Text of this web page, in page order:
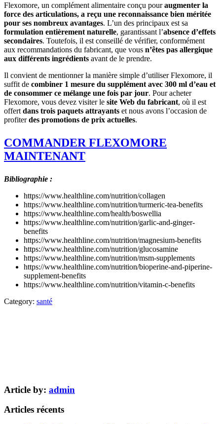
Flexomore, un complément alimentaire conçu pouraugmenter la
force des articulations, a reçu une reconnaissance bien méritée
pour ses nombreux avantages. L’un des principaux est sa
formulation entièrement naturelle, garantissant l’absence d’effets
secondaires. Toutefois, il est conseillé de vérifier, conformément
aux recommandations du fabricant, que vous n’êtes pas allergique
aux différents ingrédients avant de le prendre.
Il convient de mentionner la manière simple d’utiliser Flexomore, il
suffit de combiner 1 mesure du supplément avec 300 ml d’eau et
de consommer ce mélange une fois par jour. Pour acheter
Flexomore, vous devez visiter le site Web du fabricant, où il est
offert dans trois paquets attrayants et nous avons l’occasion de
profiterdes promotions de prix actuelles.
COMMANDER FLEXOMORE
MAINTENANT
Bibliographie :
https://www.healthline.com/nutrition/collagen
https://www.healthline.com/nutrition/turmeric-tea-benefits
https://www.healthline.com/health/boswellia
https://www.healthline.com/nutrition/garlic-and-ginger-
benefits
https://www.healthline.com/nutrition/magnesium-benefits
https://www.healthline.com/nutrition/glucosamine
https://www.healthline.com/nutrition/msm-supplements
https://www.healthline.com/nutrition/bioperine-and-piperine-
supplement-benefits
https://www.healthline.com/nutrition/vitamin-c-benefits
Category: santé
Article by: admin
Articles récents